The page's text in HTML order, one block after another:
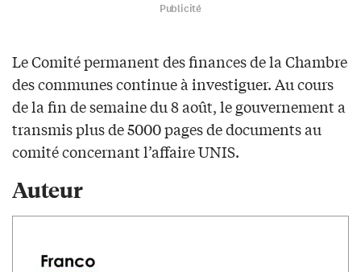
Publicité
Le Comité permanent des finances de la Chambre
des communes continue à investiguer. Au cours
de la fin de semaine du 8 août, le gouvernement a
transmis plus de 5000 pages de documents au
comité concernant l’affaire UNIS.
Auteur